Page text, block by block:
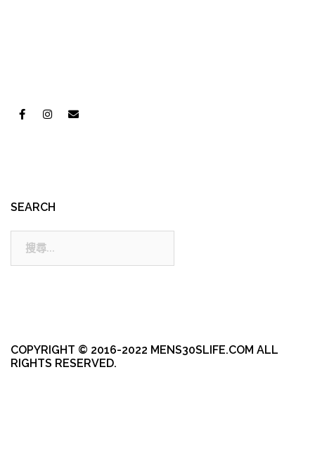
SEARCH
COPYRIGHT © 2016-2022 MENS30SLIFE.COM ALL
RIGHTS RESERVED.